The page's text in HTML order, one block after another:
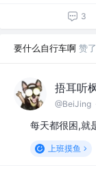
3
要什么自行车啊 赞
捂耳听
@BeiJing
每天都很困,就
上班摸鱼